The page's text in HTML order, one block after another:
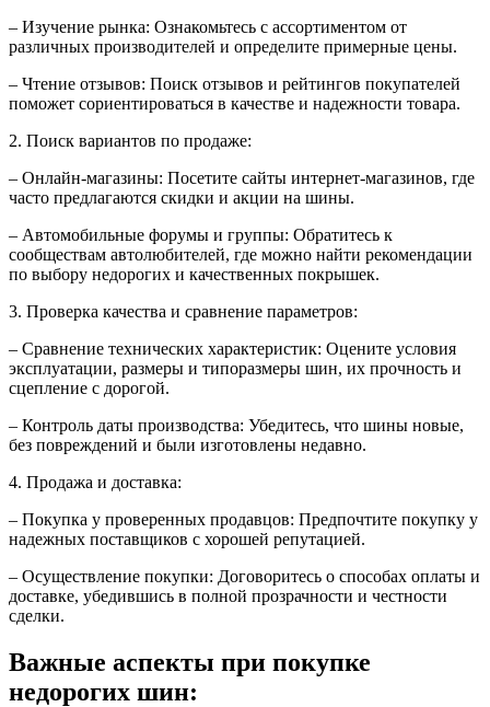
– Изучение рынка: Ознакомьтесь с ассортиментом от
различных производителей и определите примерные цены.
– Чтение отзывов: Поиск отзывов и рейтингов покупателей
поможет сориентироваться в качестве и надежности товара.
2. Поиск вариантов по продаже:
– Онлайн-магазины: Посетите сайты интернет-магазинов, где
часто предлагаются скидки и акции на шины.
– Автомобильные форумы и группы: Обратитесь к
сообществам автолюбителей, где можно найти рекомендации
по выбору недорогих и качественных покрышек.
3. Проверка качества и сравнение параметров:
– Сравнение технических характеристик: Оцените условия
эксплуатации, размеры и типоразмеры шин, их прочность и
сцепление с дорогой.
– Контроль даты производства: Убедитесь, что шины новые,
без повреждений и были изготовлены недавно.
4. Продажа и доставка:
– Покупка у проверенных продавцов: Предпочтите покупку у
надежных поставщиков с хорошей репутацией.
– Осуществление покупки: Договоритесь о способах оплаты и
доставке, убедившись в полной прозрачности и честности
сделки.
Важные аспекты при покупке
недорогих шин: